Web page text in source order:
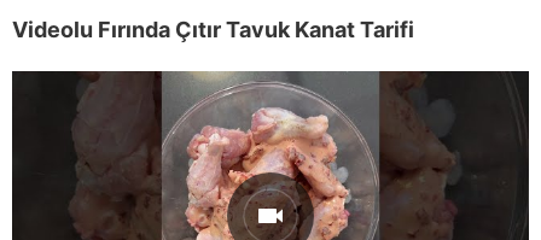
Videolu Fırında Çıtır Tavuk Kanat Tarifi